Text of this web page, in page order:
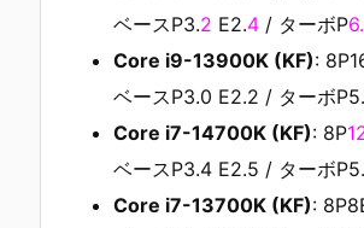
ベースP3.2 E2.4 / ターボP
Core i9-13900K (KF):
ベースP3.0 E2.2 / ターボ
Core i7-14700K (KF): 8P
ベースP3.4 E2.5 / ターボP5.
Core i7-13700K (KF):